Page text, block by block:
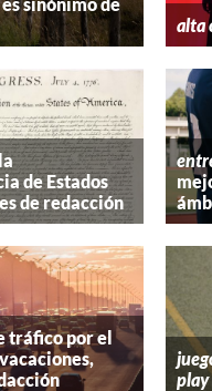
alta
de Estados
de redacción
tráfico por el
play